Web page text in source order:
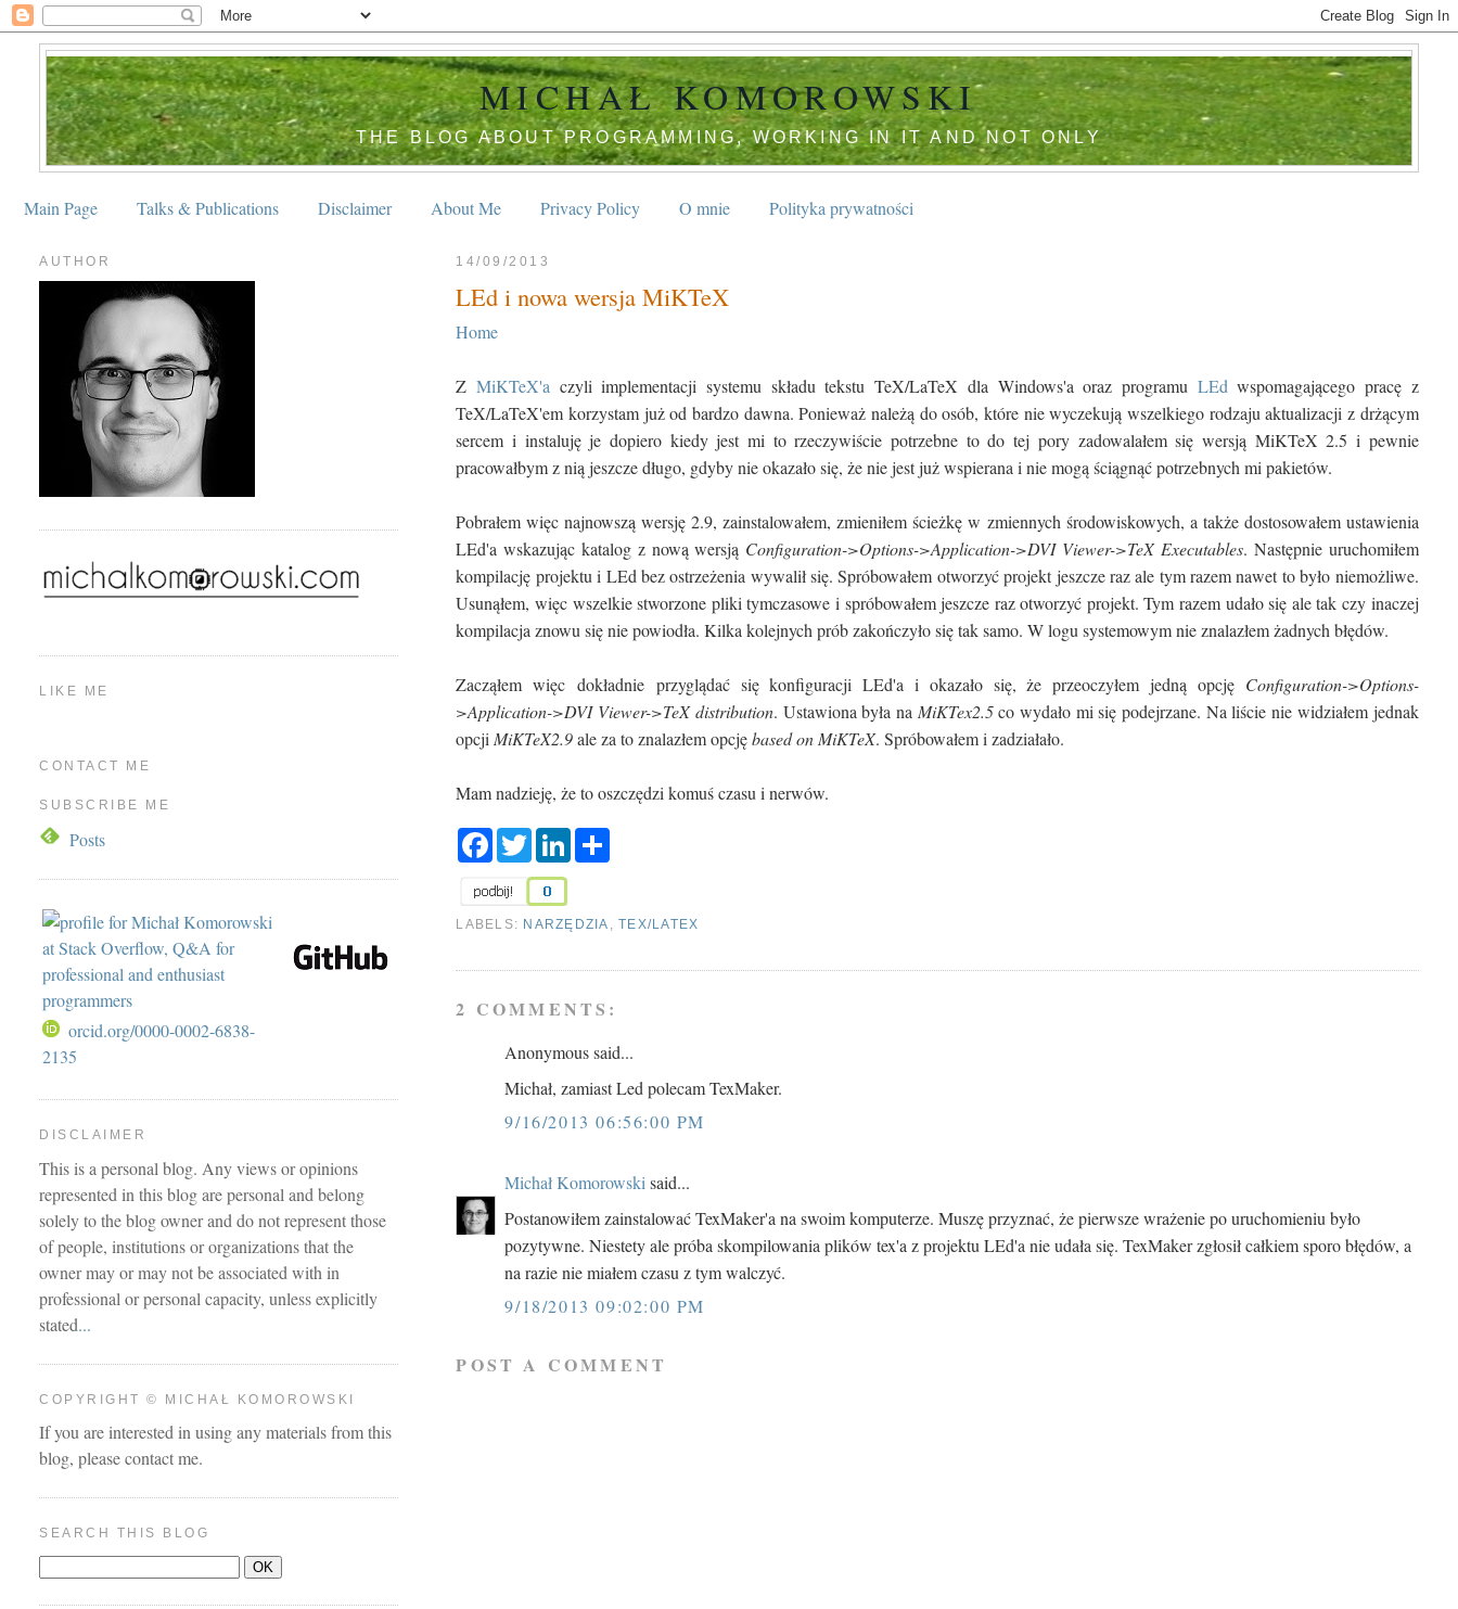
MICHAŁ KOMOROWSKI
THE BLOG ABOUT PROGRAMMING, WORKING IN IT AND NOT ONLY
Main Page Talks & Publications Disclaimer About Me Privacy Policy O mnie Polityka prywatności
14/09/2013
LEd i nowa wersja MiKTeX
Home
ZMiKTeX'a czyli implementacji systemu składu tekstu TeX/LaTeX dla Windows'a oraz programu LEd wspomagającego pracę z
TeX/LaTeX'em korzystam już od bardzo dawna. Ponieważ należą do osób, które nie wyczekują wszelkiego rodzaju aktualizacji z drżącym
sercem i instaluję je dopiero kiedy jest mi to rzeczywiście potrzebne to do tej pory zadowalałem się wersją MiKTeX 2.5 i pewnie
pracowałbym z nią jeszcze długo, gdyby nie okazało się, że nie jest już wspierana i nie mogą ściągnąć potrzebnych mi pakietów.
Pobrałem więc najnowszą wersję 2.9, zainstalowałem, zmieniłem ścieżkę w zmiennych środowiskowych, a także dostosowałem ustawienia
LEd'a wskazując katalog z nową wersją Configuration->Options->Application->DVI Viewer->TeX Executables. Następnie uruchomiłem
kompilację projektu i LEd bez ostrzeżenia wywalił się. Spróbowałem otworzyć projekt jeszcze raz ale tym razem nawet to było niemożliwe.
Usunąłem, więc wszelkie stworzone pliki tymczasowe i spróbowałem jeszcze raz otworzyć projekt. Tym razem udało się ale tak czy inaczej
kompilacja znowu się nie powiodła. Kilka kolejnych prób zakończyło się tak samo. W logu systemowym nie znalazłem żadnych błędów.
Zacząłem więc dokładnie przyglądać się konfiguracji LEd'a i okazało się, że przeoczyłem jedną opcję Configuration->Options-
>Application->DVI Viewer->TeX distribution. Ustawiona była na MiKTex2.5co wydało mi się podejrzane. Na liście nie widziałem jednak
opcji MiKTeX2.9ale za to znalazłem opcjębased on MiKTeX. Spróbowałem i zadziałało.
Mam nadzieję, że to oszczędzi komuś czasu i nerwów.
F
c
e
o
T
w
t
t
e
L
n
d
I
LABELS: NARZĘDZIA ,TEX/LATEX
2 COMMENTS:
Anonymous said...
Michał, zamiast Led polecam TexMaker.
9/16/2013 06:56:00 PM
Michał Komorowskisaid...
Postanowiłem zainstalować TexMaker'a na swoim komputerze. Muszę przyznać, że pierwsze wrażenie po uruchomieniu było
pozytywne. Niestety ale próba skompilowania plików tex'a z projektu LEd'a nie udała się. TexMaker zgłosił całkiem sporo błędów, a
na razie nie miałem czasu z tym walczyć.
9/18/2013 09:02:00 PM
POST A COMMENT
AUTHOR
LIKE ME
CONTACT ME
SUBSCRIBE ME
Posts
orcid.org/0000-0002-6838-
2135
DISCLAIMER
This is a personal blog. Any views or opinions
represented in this blog are personal and belong
solely to the blog owner and do not represent those
of people, institutions or organizations that the
owner may or may not be associated with in
professional or personal capacity, unless explicitly
stated...
COPYRIGHT © MICHAŁ KOMOROWSKI
If you are interested in using any materials from this
blog, please contact me.
SEARCH THIS BLOG